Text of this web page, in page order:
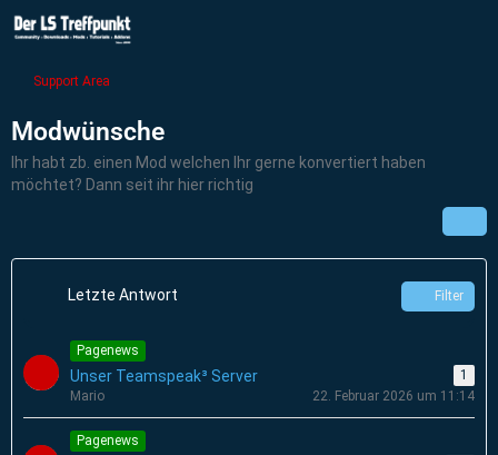
Support Area
Modwünsche
Ihr habt zb. einen Mod welchen Ihr gerne konvertiert haben
möchtet? Dann seit ihr hier richtig
Letzte Antwort Filter
Pagenews
Unser Teamspeak³ Server
1
Mario
22. Februar 2026 um 11:14
Pagenews